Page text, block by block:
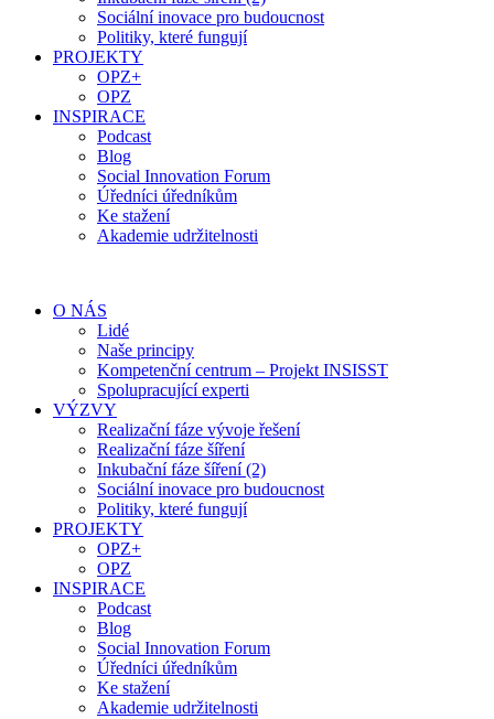
Sociální inovace pro budoucnost
Politiky, které fungují
PROJEKTY
OPZ+
OPZ
INSPIRACE
Podcast
Blog
Social Innovation Forum
Úředníci úředníkům
Ke stažení
Akademie udržitelnosti
O NÁS
Lidé
Naše principy
Kompetenční centrum – Projekt INSISST
Spolupracující experti
VÝZVY
Realizační fáze vývoje řešení
Realizační fáze šíření
Inkubační fáze šíření (2)
Sociální inovace pro budoucnost
Politiky, které fungují
PROJEKTY
OPZ+
OPZ
INSPIRACE
Podcast
Blog
Social Innovation Forum
Úředníci úředníkům
Ke stažení
Akademie udržitelnosti